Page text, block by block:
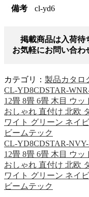
備考 cl-yd6
掲載商品は入荷待
お気軽にお問い合わ
カテゴリ： 製品カタロ
CL-YD8CDSTAR-
12畳 8畳 6畳 木目 ウ
おしゃれ 直付け 北欧
ワイト グリーン ネイ
ビームテック
CL-YD8CDSTAR-
12畳 8畳 6畳 木目 ウ
おしゃれ 直付け 北欧
ワイト グリーン ネイ
ビームテック